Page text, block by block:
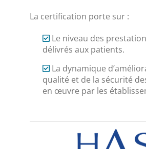
La certification porte sur :
Le niveau des
délivrés aux patients.
La dynamique
qualité et de la sécurité
en œuvre par les